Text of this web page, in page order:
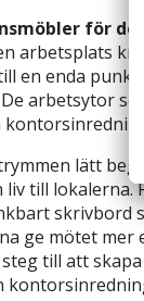
för
arbetsplats
en enda
arbetsytor
lätt
till lokalerna.
skrivbord
ge mötet mer
till att